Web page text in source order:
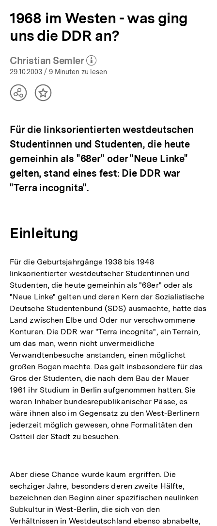
1968 im Westen - was ging
uns die DDR an?
Christian Semler
(Mehr zum Autor)
öffnen
29.10.2003 / 9 Minuten zu lesen
TeilenInhalt
Für die linksorientierten westdeutschen
Studentinnen und Studenten, die heute
gemeinhin als "68er" oder "Neue Linke"
gelten, stand eines fest: Die DDR war
"Terra incognita".
Einleitung
Für die Geburtsjahrgänge 1938 bis 1948
linksorientierter westdeutscher Studentinnen und
Studenten, die heute gemeinhin als "68er" oder als
"Neue Linke" gelten und deren Kern der Sozialistische
Deutsche Studentenbund (SDS) ausmachte, hatte das
Land zwischen Elbe und Oder nur verschwommene
Konturen. Die DDR war "Terra incognita", ein Terrain,
um das man, wenn nicht unvermeidliche
Verwandtenbesuche anstanden, einen möglichst
großen Bogen machte. Das galt insbesondere für das
Gros der Studenten, die nach dem Bau der Mauer
1961 ihr Studium in Berlin aufgenommen hatten. Sie
waren Inhaber bundesrepublikanischer Pässe, es
wäre ihnen also im Gegensatz zu den West-Berlinern
jederzeit möglich gewesen, ohne Formalitäten den
Ostteil der Stadt zu besuchen.
Aber diese Chance wurde kaum ergriffen. Die
sechziger Jahre, besonders deren zweite Hälfte,
bezeichnen den Beginn einer spezifischen neulinken
Subkultur in West-Berlin, die sich von den
Verhältnissen in Westdeutschland ebenso abnabelte,